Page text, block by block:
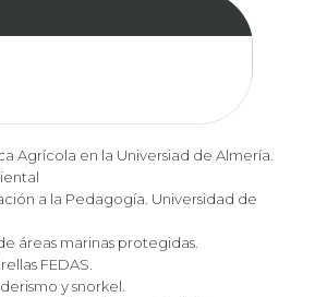
Agrícola en la Universiad de Almería.
a la Pedagogía. Universidad de
áreas marinas protegidas.
FEDAS.
y snorkel.